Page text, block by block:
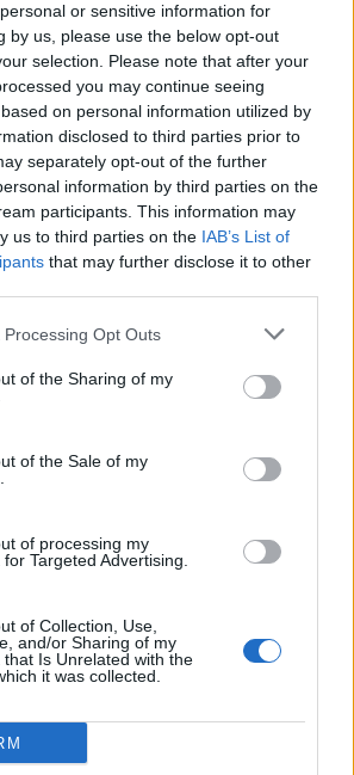
or sensitive information for
by us, please use the below opt-out
selection. Please note that after your
you may continue seeing
on personal information utilized by
disclosed to third parties prior to
separately opt-out of the further
information by third parties on the
participants. This information may
us to third parties on the IAB’s List of
that may further disclose it to other
Opt Outs
of the Sharing of my
of the Sale of my
of processing my
Targeted Advertising.
of Collection, Use,
and/or Sharing of my
that Is Unrelated with the
it was collected.